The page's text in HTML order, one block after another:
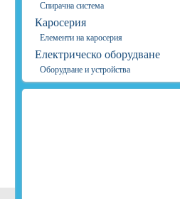
Спирачна система
Каросерия
Елементи на каросерия
Електрическо оборудване
Оборудване и устройства